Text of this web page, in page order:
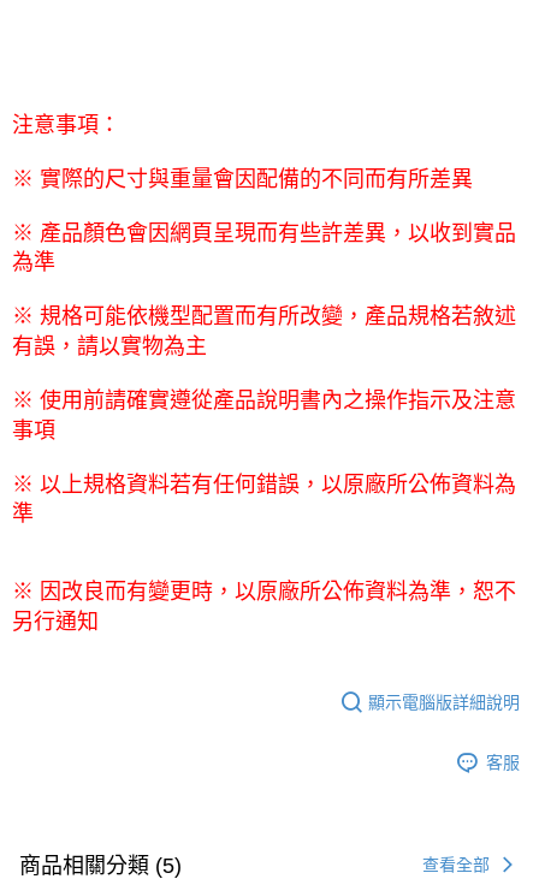
注意事項：
※ 實際的尺寸與重量會因配備的不同而有所差異
※ 產品顏色會因網頁呈現而有些許差異，以收到實品
為準
※ 規格可能依機型配置而有所改變，產品規格若敘述
有誤，請以實物為主
※ 使用前請確實遵從產品說明書內之操作指示及注意
事項
※ 以上規格資料若有任何錯誤，以原廠所公佈資料為
準
※ 因改良而有變更時，以原廠所公佈資料為準，恕不
另行通知
顯示電腦版詳細說明
客服
商品相關分類 (5) 查看全部